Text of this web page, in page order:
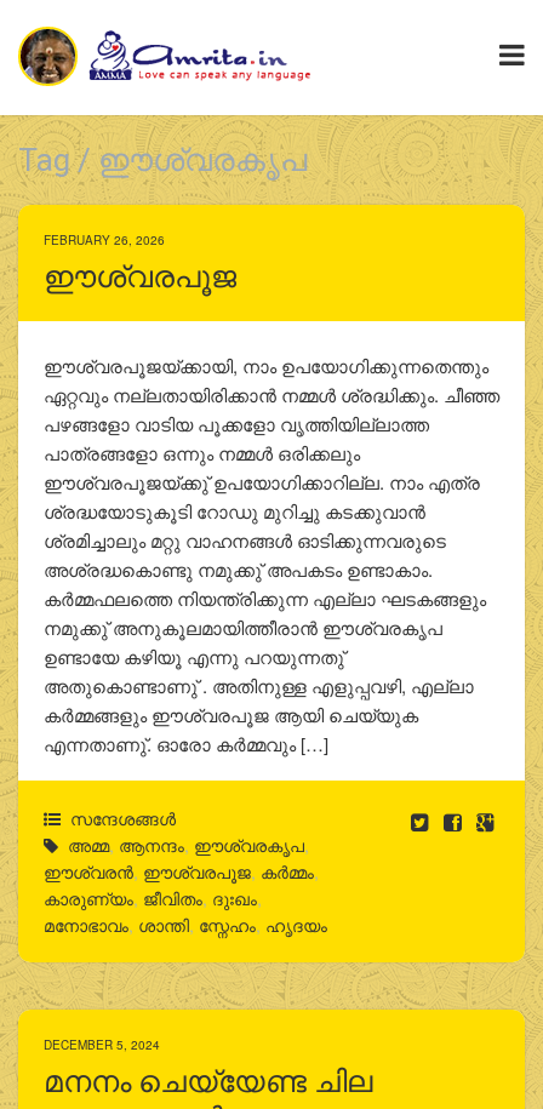
Tag / ഈശ്വരകൃപ
FEBRUARY 26, 2026
ഈശ്വരപൂജ
ഈശ്വരപൂജയ്ക്കായി, നാം ഉപയോഗിക്കുന്നതെന്തും
ഏറ്റവും നല്ലതായിരിക്കാന്‍ നമ്മള്‍ ശ്രദ്ധിക്കും. ചീഞ്ഞ
പഴങ്ങളോ വാടിയ പൂക്കളോ വൃത്തിയില്ലാത്ത
പാത്രങ്ങളോ ഒന്നും നമ്മള്‍ ഒരിക്കലും
ഈശ്വരപൂജയ്ക്കു് ഉപയോഗിക്കാറില്ല. നാം എത്ര
ശ്രദ്ധയോടുകൂടി റോഡു മുറിച്ചു കടക്കുവാന്‍
ശ്രമിച്ചാലും മറ്റു വാഹനങ്ങള്‍ ഓടിക്കുന്നവരുടെ
അശ്രദ്ധകൊണ്ടു നമുക്കു് അപകടം ഉണ്ടാകാം.
കര്‍മ്മഫലത്തെ നിയന്ത്രിക്കുന്ന എല്ലാ ഘടകങ്ങളും
നമുക്കു് അനുകൂലമായിത്തീരാന്‍ ഈശ്വരകൃപ
ഉണ്ടായേ കഴിയൂ എന്നു പറയുന്നതു്
അതുകൊണ്ടാണു് . അതിനുള്ള എളുപ്പവഴി, എല്ലാ
കര്‍മ്മങ്ങളും ഈശ്വരപൂജ ആയി ചെയ്യുക
എന്നതാണു്. ഓരോ കര്‍മ്മവും […]
സന്ദേശങ്ങൾ
അമ്മ, ആനന്ദം, ഈശ്വരകൃപ,
ഈശ്വരന്‍, ഈശ്വരപൂജ, കര്‍മ്മം,
കാരുണ്യം, ജീവിതം, ദുഃഖം,
മനോഭാവം, ശാന്തി, സ്നേഹം, ഹൃദയം
DECEMBER 5, 2024
മനനം ചെയ്യേണ്ട ചില